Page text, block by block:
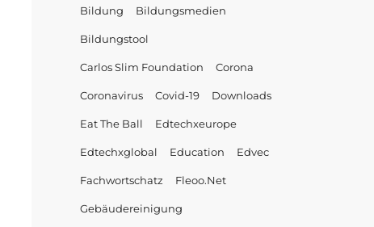
Bildung Bildungsmedien
Bildungstool
Carlos Slim Foundation Corona
Coronavirus Covid-19 Downloads
Eat The Ball Edtechxeurope
Edtechxglobal Education Edvec
Fachwortschatz Fleoo.net
Gebäudereinigung